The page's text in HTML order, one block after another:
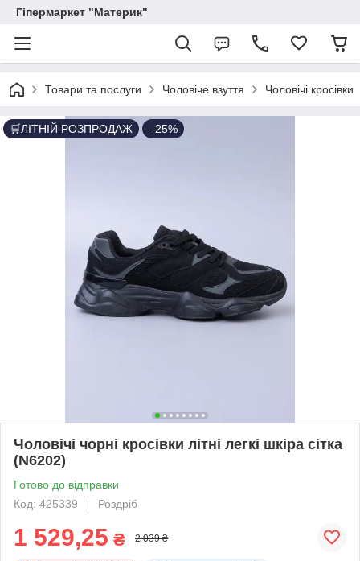
Гіпермаркет "Материк"
Товари та послуги Чоловіче взуття Чоловічі кросівки
🛒ЛІТНІЙ РОЗПРОДАЖ –25%
Чоловічі чорні кросівки літні легкі шкіра сітка
(N6202)
Готово до відправки
Код: 425339
Роздріб
1 529,25 ₴ 2 039 ₴